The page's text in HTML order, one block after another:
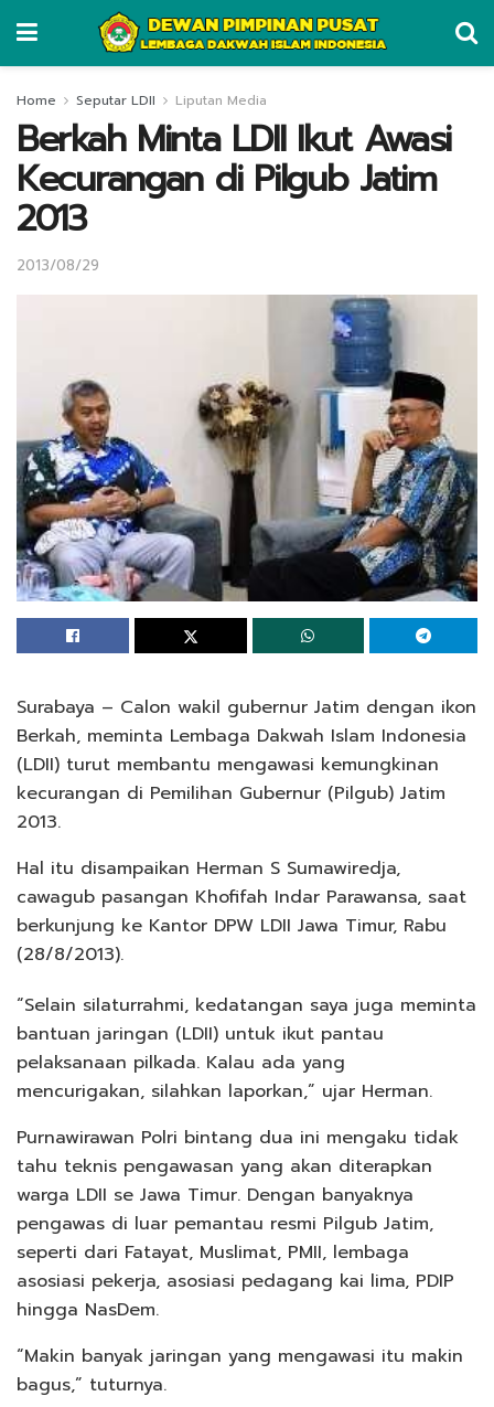
Home Seputar LDII Liputan Media
Berkah Minta LDII Ikut Awasi
Kecurangan di Pilgub Jatim
2013
2013/08/29
Surabaya – Calon wakil gubernur Jatim dengan ikon
Berkah, meminta Lembaga Dakwah Islam Indonesia
(LDII) turut membantu mengawasi kemungkinan
kecurangan di Pemilihan Gubernur (Pilgub) Jatim
2013.
Hal itu disampaikan Herman S Sumawiredja,
cawagub pasangan Khofifah Indar Parawansa, saat
berkunjung ke Kantor DPW LDII Jawa Timur, Rabu
(28/8/2013).
“Selain silaturrahmi, kedatangan saya juga meminta
bantuan jaringan (LDII) untuk ikut pantau
pelaksanaan pilkada. Kalau ada yang
mencurigakan, silahkan laporkan,” ujar Herman.
Purnawirawan Polri bintang dua ini mengaku tidak
tahu teknis pengawasan yang akan diterapkan
warga LDII se Jawa Timur. Dengan banyaknya
pengawas di luar pemantau resmi Pilgub Jatim,
seperti dari Fatayat, Muslimat, PMII, lembaga
asosiasi pekerja, asosiasi pedagang kai lima, PDIP
hingga NasDem.
“Makin banyak jaringan yang mengawasi itu makin
bagus,” tuturnya.